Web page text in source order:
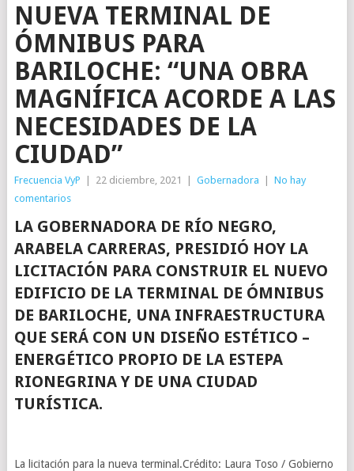
NUEVA TERMINAL DE
ÓMNIBUS PARA
BARILOCHE: “UNA OBRA
MAGNÍFICA ACORDE A LAS
NECESIDADES DE LA
CIUDAD”
Frecuencia VyP 22 diciembre, 2021 Gobernadora
No hay
comentarios
LA GOBERNADORA DE RÍO NEGRO,
ARABELA CARRERAS, PRESIDIÓ HOY LA
LICITACIÓN PARA CONSTRUIR EL NUEVO
EDIFICIO DE LA TERMINAL DE ÓMNIBUS
DE BARILOCHE, UNA INFRAESTRUCTURA
QUE SERÁ CON UN DISEÑO ESTÉTICO –
ENERGÉTICO PROPIO DE LA ESTEPA
RIONEGRINA Y DE UNA CIUDAD
TURÍSTICA.
La licitación para la nueva terminal.Crédito: Laura Toso / Gobierno